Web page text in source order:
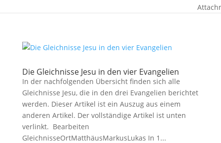
Die Gleichnisse Jesu in den vier Evangelien
In der nachfolgenden Übersicht finden sich alle
Gleichnisse Jesu, die in den drei Evangelien berichtet
werden. Dieser Artikel ist ein Auszug aus einem
anderen Artikel. Der vollständige Artikel ist unten
verlinkt. Bearbeiten
GleichnisseOrtMatthäusMarkusLukas In 1...